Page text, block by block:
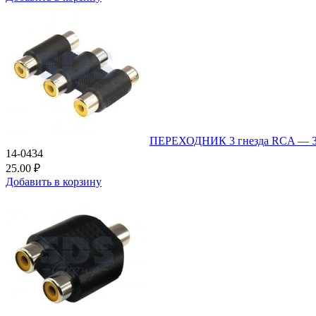
ПЕРЕХОДНИК 3 гнезда RCA — 3
14-0434
25.00 ₽
Добавить в корзину